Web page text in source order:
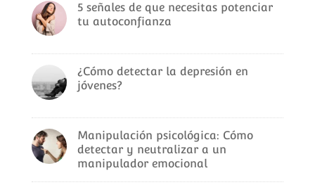
5 señales de que necesitas potenciar
tu autoconfianza
¿Cómo detectar la depresión en
jóvenes?
Manipulación psicológica: Cómo
detectar y neutralizar a un
manipulador emocional